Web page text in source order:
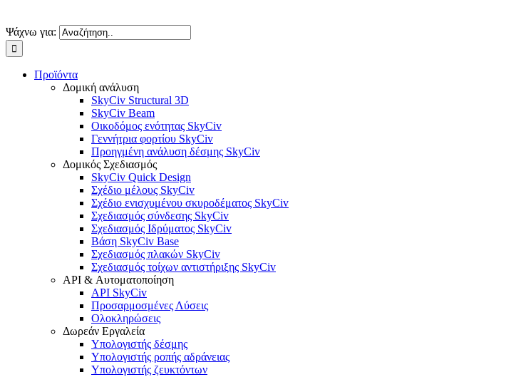
Ψάχνω για:
Προϊόντα
Δομική ανάλυση
SkyCiv Structural 3D
SkyCiv Beam
Οικοδόμος ενότητας SkyCiv
Γεννήτρια φορτίου SkyCiv
Προηγμένη ανάλυση δέσμης SkyCiv
Δομικός Σχεδιασμός
SkyCiv Quick Design
Σχέδιο μέλους SkyCiv
Σχέδιο ενισχυμένου σκυροδέματος SkyCiv
Σχεδιασμός σύνδεσης SkyCiv
Σχεδιασμός Ιδρύματος SkyCiv
Βάση SkyCiv Base
Σχεδιασμός πλακών SkyCiv
Σχεδιασμός τοίχων αντιστήριξης SkyCiv
API & Αυτοματοποίηση
API SkyCiv
Προσαρμοσμένες Λύσεις
Ολοκληρώσεις
Δωρεάν Εργαλεία
Υπολογιστής δέσμης
Υπολογιστής ροπής αδράνειας
Υπολογιστής ζευκτόντων